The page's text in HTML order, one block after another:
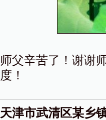
师父辛苦了！谢谢
度！
天津市武清区某乡